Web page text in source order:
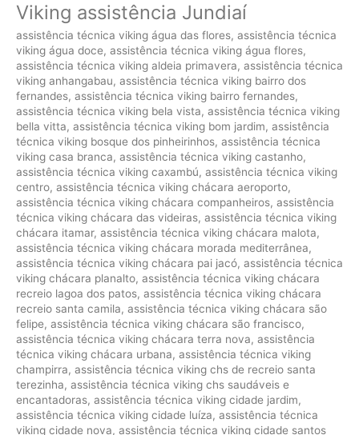
Viking assistência Jundiaí
assistência técnica viking água das flores, assistência técnica
viking água doce, assistência técnica viking água flores,
assistência técnica viking aldeia primavera, assistência técnica
viking anhangabau, assistência técnica viking bairro dos
fernandes, assistência técnica viking bairro fernandes,
assistência técnica viking bela vista, assistência técnica viking
bella vitta, assistência técnica viking bom jardim, assistência
técnica viking bosque dos pinheirinhos, assistência técnica
viking casa branca, assistência técnica viking castanho,
assistência técnica viking caxambú, assistência técnica viking
centro, assistência técnica viking chácara aeroporto,
assistência técnica viking chácara companheiros, assistência
técnica viking chácara das videiras, assistência técnica viking
chácara itamar, assistência técnica viking chácara malota,
assistência técnica viking chácara morada mediterrânea,
assistência técnica viking chácara pai jacó, assistência técnica
viking chácara planalto, assistência técnica viking chácara
recreio lagoa dos patos, assistência técnica viking chácara
recreio santa camila, assistência técnica viking chácara são
felipe, assistência técnica viking chácara são francisco,
assistência técnica viking chácara terra nova, assistência
técnica viking chácara urbana, assistência técnica viking
champirra, assistência técnica viking chs de recreio santa
terezinha, assistência técnica viking chs saudáveis e
encantadoras, assistência técnica viking cidade jardim,
assistência técnica viking cidade luíza, assistência técnica
viking cidade nova, assistência técnica viking cidade santos